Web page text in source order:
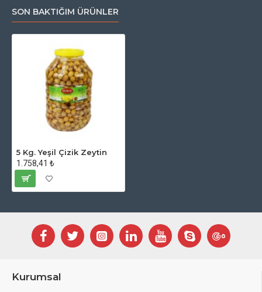
SON BAKTIĞIM ÜRÜNLER
5 Kg. Yeşil Çizik Zeytin
1.758,41 ₺
Kurumsal